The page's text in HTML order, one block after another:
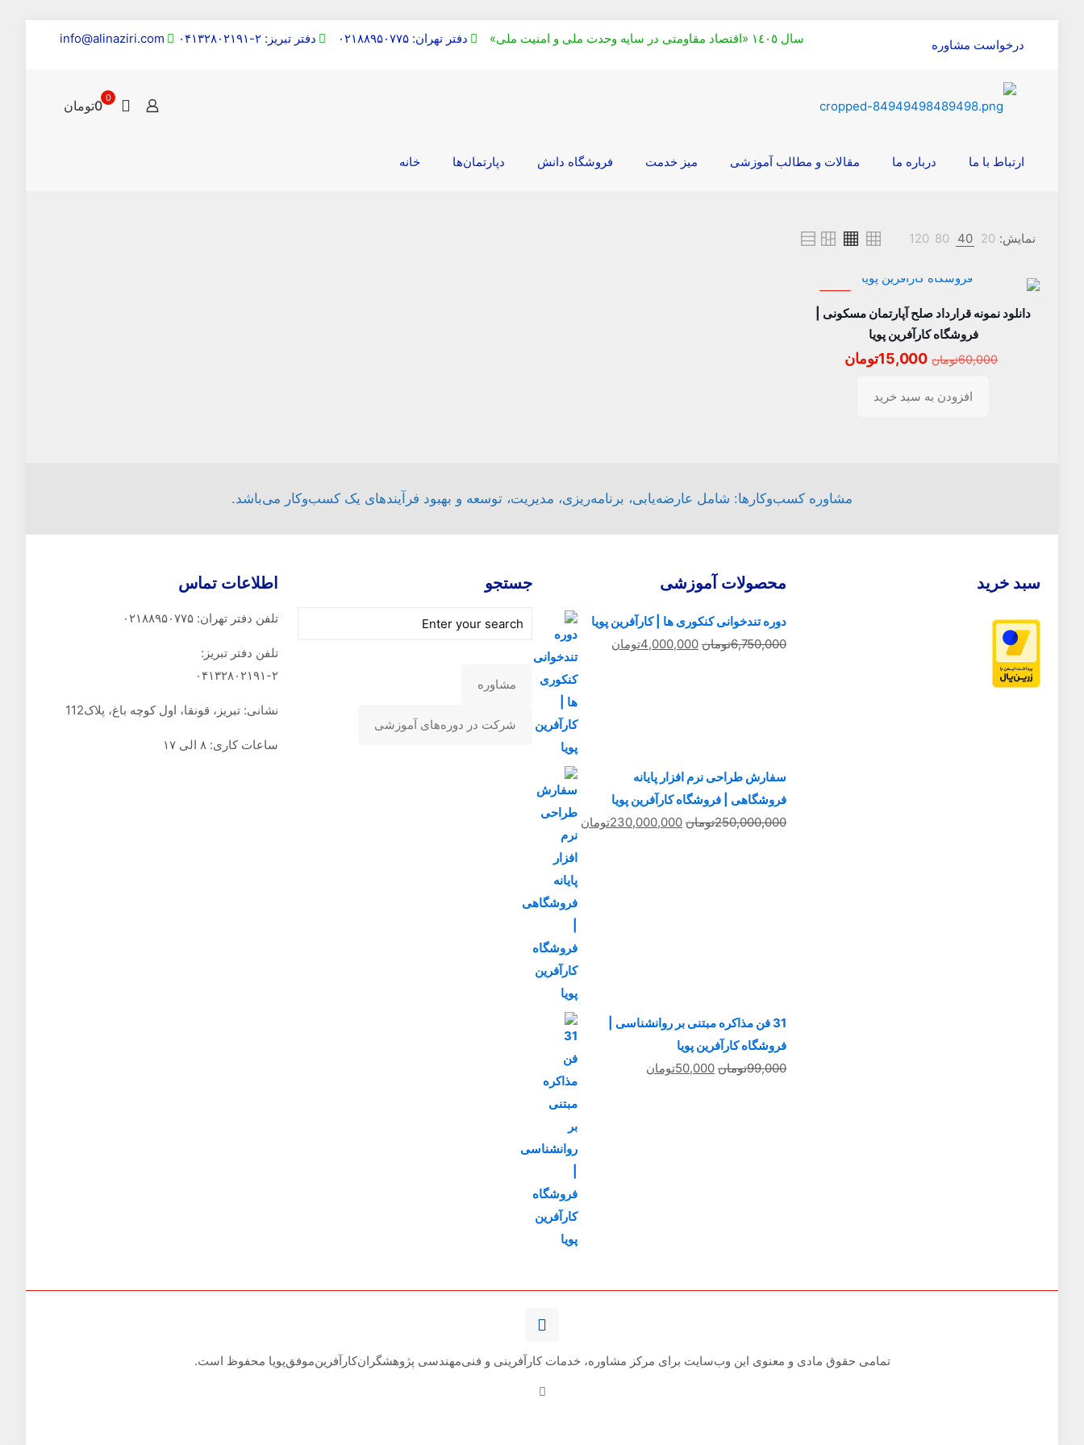
سال ١٤٠٥ «اقتصاد مقاومتی در سايه وحدت ملی و امنيت ملی» دفتر تهران: ۰۲۱۸۸۹۵۰۷۷۵ دفتر تبریز: ۲-۰۴۱۳۲۸۰۲۱۹۱ info@alinaziri.com درخواست مشاوره
0 0تومان
خانه دپارتمان‌ها فروشگاه دانش میز خدمت مقالات و مطالب آموزشی درباره ما ارتباط با ما
نمایش: 20
40
80
120
دانلود نمونه قرارداد صلح آپارتمان مسکونی |
فروشگاه کارآفرین پویا
60,000تومان قیمت
60,000تومان
15,000تومان
افزودن به سبد خرید
مشاوره کسب‌وکارها: شامل عارضه‌یابی، برنامه‌ریزی، مدیریت، توسعه و بهبود فرآیندهای یک کسب‌وکار می‌باشد.
اطلاعات تماس
تلفن دفتر تهران: ۰۲۱۸۸۹۵۰۷۷۵
تلفن‌ دفتر تبریز:
۰۴۱۳۲۸۰۲۱۹۱-۲
نشانی: تبریز، قونقا، اول کوچه باغ، پلاک112
ساعات کاری: ۸ الی ۱۷
جستجو
مشاوره
شرکت در دوره‌های آموزشی
محصولات آموزشی
دوره تندخوانی کنکوری ها | کارآفرین پویا
6,750,000تومان قیمت
4,000,000تومان
4,000,000تومان
سفارش طراحی نرم افزار پایانه
فروشگاهی | فروشگاه کارآفرین پویا
250,000,000تومان قیمت
230,000,000تومان قیمت
فعلی
است.
31 فن مذاکره مبتنی بر روانشناسی |
فروشگاه کارآفرین پویا
99,000تومان قیمت
50,000تومان
سبد خرید
تمامی حقوق مادی و معنوی این وب‌سایت برای مرکز مشاوره، خدمات کارآفرینی و فنی‌مهندسی پژوهشگران‌کارآفرین‌موفق‌پویا محفوظ است.